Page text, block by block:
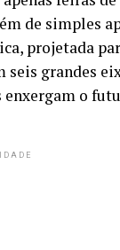
de simples
projetada
grandes
o